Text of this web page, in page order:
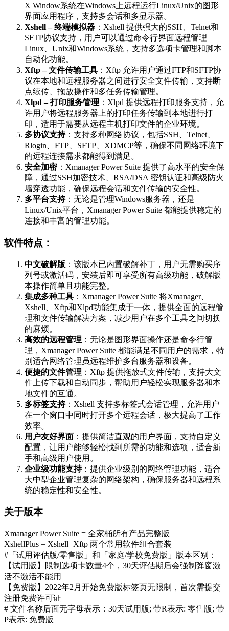
X Window系统在Windows上远程运行Linux/Unix的图形
界面应用程序，支持多会话和多显示器。
Xshell – 终端模拟器 ：Xshell 提供强大的SSH、Telnet和
SFTP协议支持，用户可以通过命令行界面远程管理
Linux、Unix和Windows系统，支持多选项卡管理和脚本
自动化功能。
Xftp – 文件传输工具 ：Xftp 允许用户通过FTP和SFTP协
议在本地和远程服务器之间进行安全文件传输，支持断
点续传、拖放操作和多任务传输管理。
Xlpd – 打印服务管理 ：Xlpd 提供远程打印服务支持，允
许用户将远程服务器上的打印任务传输到本地进行打
印，适用于需要从远程主机打印文件的企业环境。
多协议支持：支持多种网络协议，包括SSH、Telnet、
Rlogin、FTP、SFTP、XDMCP等，确保不同网络环境下
的远程连接需求都能得到满足。
安全加密：Xmanager Power Suite 提供了高水平的安全保
障，通过SSH加密技术、RSA/DSA 密钥认证和高级防火
墙穿透功能，确保远程会话和文件传输的安全性。
多平台支持：无论是管理Windows服务器，还是
Linux/Unix平台，Xmanager Power Suite 都能提供稳定的
连接和丰富的管理功能。
软件特点：
中文破解版 ：该版本已内置破解补丁，用户无需购买序
列号或激活码，安装后即可享受所有高级功能，破解版
本操作简单且功能完整。
集成多种工具 ：Xmanager Power Suite 将Xmanager、
Xshell、Xftp和Xlpd功能集成于一体，提供全面的远程管
理和文件传输解决方案，减少用户在多个工具之间切换
的麻烦。
高效的远程管理 ：无论是图形界面操作还是命令行管
理，Xmanager Power Suite 都能满足不同用户的需求，特
别适合网络管理员远程维护多台服务器和设备。
便捷的文件管理 ：Xftp 提供拖放式文件传输，支持大文
件上传下载和自动同步，帮助用户轻松实现服务器和本
地文件的互通。
多标签支持：Xshell 支持多标签式会话管理，允许用户
在一个窗口中同时打开多个远程会话，极大提高了工作
效率。
用户友好界面 ：提供简洁直观的用户界面，支持自定义
配置，让用户能够轻松找到所需的功能和选项，适合新
手和高级用户使用。
企业级功能支持：提供企业级别的网络管理功能，适合
大中型企业管理复杂的网络架构，确保服务器和远程系
统的稳定性和安全性。
关于版本
Xmanager Power Suite = 全家桶所有产品完整版
XshellPlus = Xshell+Xftp 两个常用软件组合套装
#「试用评估版/零售版」和「家庭/学校免费版」版本区别：
【试用版】限制选项卡数量4个，30天评估期后会强制弹窗激
活不激活不能用
【免费版】2022年2月开始免费版标签页无限制，首次需提交
注册免费许可证
# 文件名称后面无字母表示：30天试用版; 带R表示: 零售版; 带
P表示: 免费版